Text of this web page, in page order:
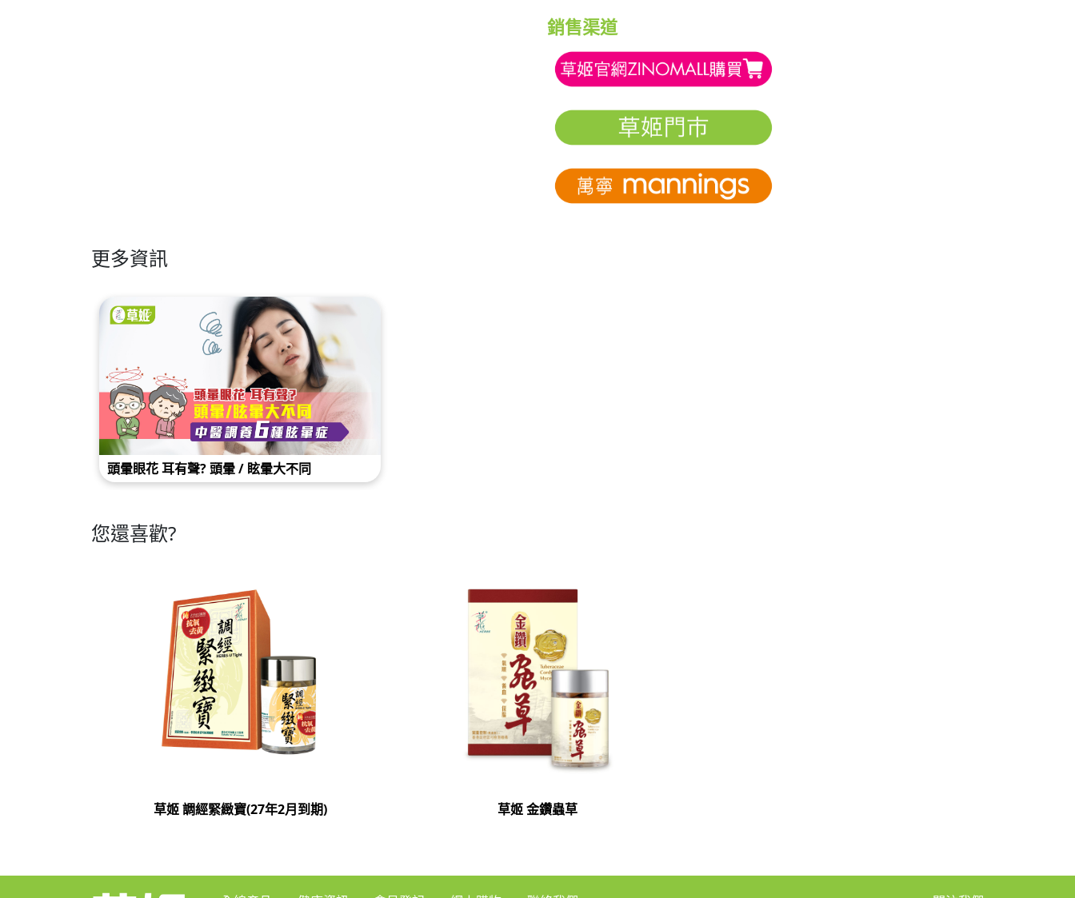
銷售渠道
更多資訊
頭暈眼花 耳有聲? 頭暈 / 眩暈大不同
您還喜歡?
草姬 調經緊緻寶(27年2月到期) 草姬 金鑽蟲草